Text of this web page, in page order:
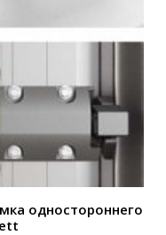
одностороннего